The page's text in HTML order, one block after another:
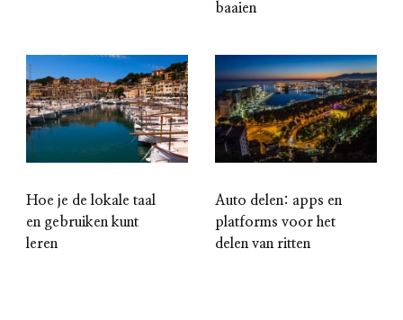
baaien
Hoe je de lokale taal
en gebruiken kunt
leren
Auto delen: apps en
platforms voor het
delen van ritten